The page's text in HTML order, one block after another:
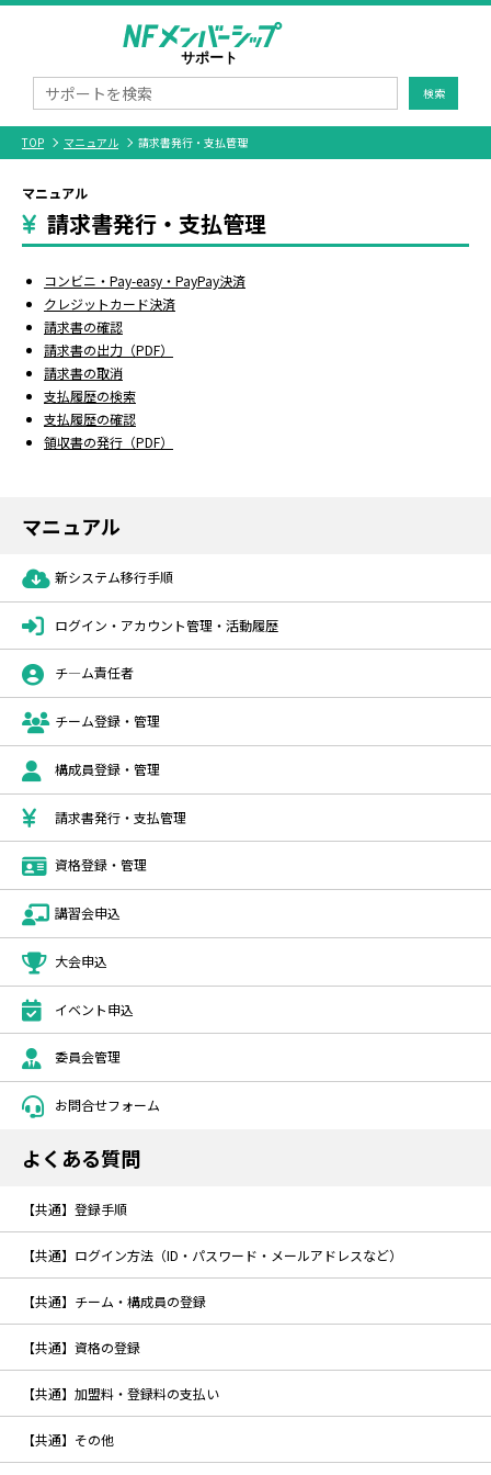
検索
TOP マニュアル 請求書発行・支払管理
マニュアル
請求書発行・支払管理
コンビニ・Pay-easy・PayPay決済
クレジットカード決済
請求書の確認
請求書の出力（PDF）
請求書の取消
支払履歴の検索
支払履歴の確認
領収書の発行（PDF）
マニュアル
新システム移行手順
ログイン・アカウント管理・活動履歴
チ―ム責任者
チーム登録・管理
構成員登録・管理
請求書発行・支払管理
資格登録・管理
講習会申込
大会申込
イベント申込
委員会管理
お問合せフォーム
よくある質問
【共通】登録手順
【共通】ログイン方法（ID・パスワード・メールアドレスなど）
【共通】チーム・構成員の登録
【共通】資格の登録
【共通】加盟料・登録料の支払い
【共通】その他